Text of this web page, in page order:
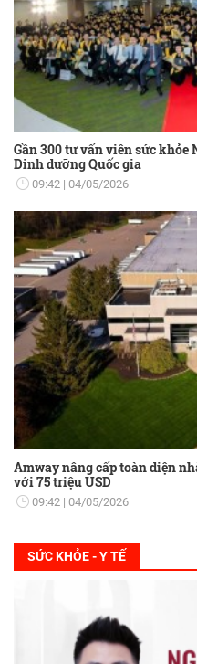
Gần 300 tư vấn viên sức
Dinh dưỡng Quốc gia
09:42 04/05/2026
Amway nâng cấp toàn diện
với 75 triệu USD
09:42 04/05/2026
SỨC KHỎE - Y TẾ